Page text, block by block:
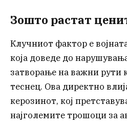
Зошто растат
Клучниот фактор е
која доведе до
затворање на важни рути
теснец. Ова директно
керозинот, кој
најголемите трошоци за